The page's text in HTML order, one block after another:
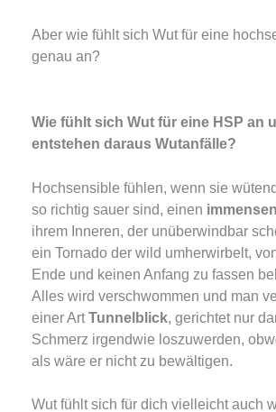
Aber wie fühlt sich Wut für eine
genau an?
Wie fühlt sich Wut für eine HSP an
entstehen daraus Wutanfälle?
Hochsensible fühlen, wenn sie
so richtig sauer sind, einen
ihrem Inneren, der unüberwindbar
ein Tornado der wild umherwirbelt,
Ende und keinen Anfang zu fassen
Alles wird verschwommen und man
einer ArtTunnelblick, gerichtet nur
Schmerz irgendwie loszuwerden,
als wäre er nicht zu bewältigen.
Wut fühlt sich für dich vielleicht auch